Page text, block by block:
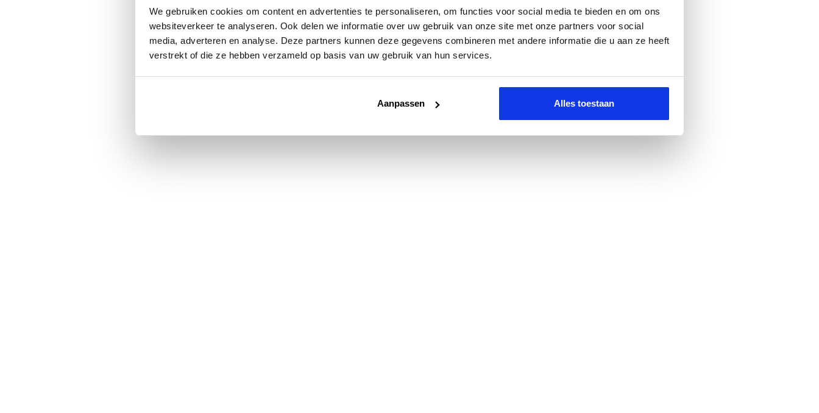
We gebruiken cookies om content en advertenties te personaliseren, om functies voor social media te bieden en om ons
websiteverkeer te analyseren. Ook delen we informatie over uw gebruik van onze site met onze partners voor social
media, adverteren en analyse. Deze partners kunnen deze gegevens combineren met andere informatie die u aan ze heeft
verstrekt of die ze hebben verzameld op basis van uw gebruik van hun services.
Aanpassen Alles toestaan